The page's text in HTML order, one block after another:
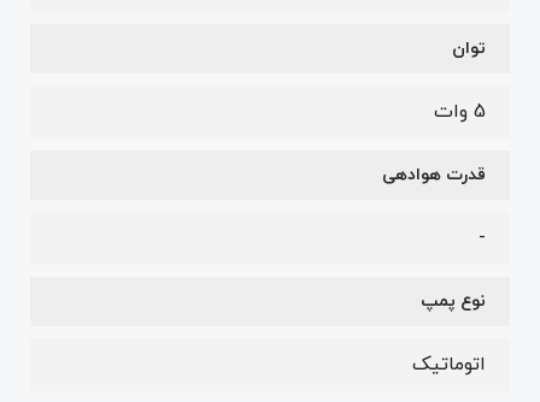
توان
5 وات
قدرت هوادهی
-
نوع پمپ
اتوماتیک